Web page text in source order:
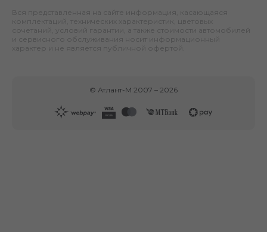
Вся представленная на сайте информация, касающаяся
комплектаций, технических характеристик, цветовых
сочетаний, условий гарантии, а также стоимости автомобилей
и сервисного обслуживания носит информационный
характер и не является публичной офертой.
© Атлант-М 2007 – 2026